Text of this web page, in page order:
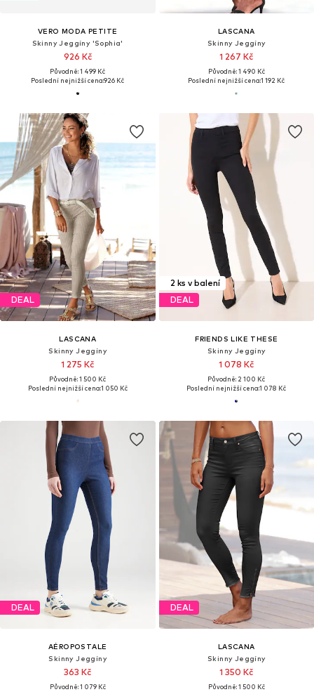
VERO MODA PETITE
Skinny Jeggíny 'Sophia'
926 Kč
Původně: 1 499 Kč
Poslední nejnižší cena:926 Kč
LASCANA
Skinny Jeggíny
1 267 Kč
Původně: 1 490 Kč
Poslední nejnižší cena:1 192 Kč
DEAL
LASCANA
Skinny Jeggíny
1 275 Kč
Původně: 1 500 Kč
Poslední nejnižší cena:1 050 Kč
2 ks v balení
DEAL
FRIENDS LIKE THESE
Skinny Jeggíny
1 078 Kč
Původně: 2 100 Kč
Poslední nejnižší cena:1 078 Kč
DEAL
AÉROPOSTALE
Skinny Jeggíny
363 Kč
Původně: 1 079 Kč
DEAL
LASCANA
Skinny Jeggíny
1 350 Kč
Původně: 1 500 Kč